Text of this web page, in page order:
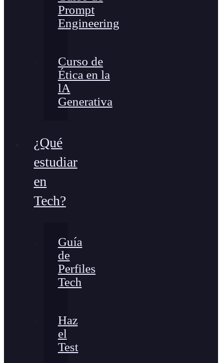
Prompt
Engineering
Curso de
Ética en la
lA
Generativa
¿Qué
estudiar
en
Tech?
Guía
de
Perfiles
Tech
Haz
el
Test